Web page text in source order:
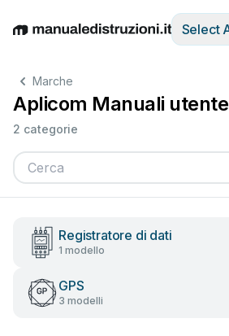
EnglishDeutschEspañolItaliano
Select
Marche
Aplicom Manuali
2 categorie
Registratore di dati
1 modello
GPS
3 modelli